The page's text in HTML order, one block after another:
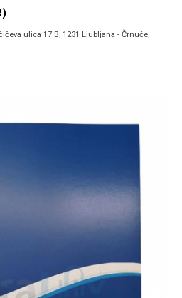
ulica 17 B, 1231 Ljubljana - Črnuče,